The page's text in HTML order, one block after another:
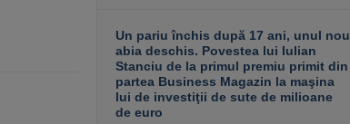
Un pariu închis după 17 ani, unul nou
abia deschis. Povestea lui Iulian
Stanciu de la primul premiu primit din
partea Business Magazin la maşina
lui de investiţii de sute de milioane
de euro